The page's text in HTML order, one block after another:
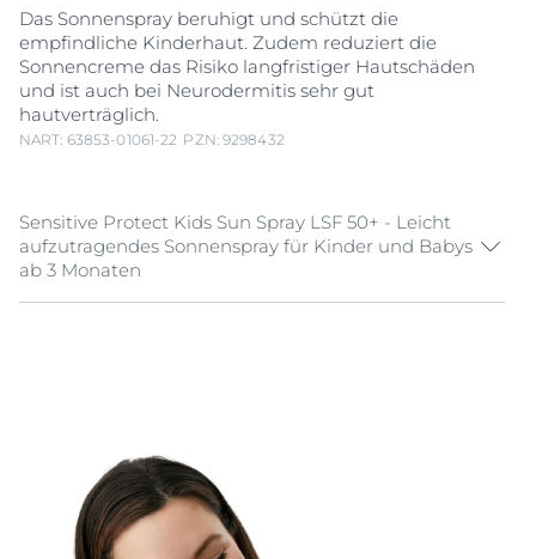
Das Sonnenspray beruhigt und schützt die
empfindliche Kinderhaut. Zudem reduziert die
Sonnencreme das Risiko langfristiger Hautschäden
und ist auch bei Neurodermitis sehr gut
hautverträglich.
NART: 63853-01061-22 PZN: 9298432
Sensitive Protect Kids Sun Spray LSF 50+ - Leicht
aufzutragendes Sonnenspray für Kinder und Babys
ab 3 Monaten
50+ ist ein Sonnenschutzmittel für Kinder, das speziell
entwickelt wurde, um empfindliche Haut zu
beruhigen und sie vor Sonnenbrand und langfristigen,
sonnenbedingten Schäden zu schützen.